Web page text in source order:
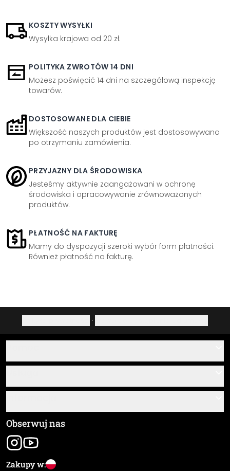
KOSZTY WYSYŁKI
Wysyłka krajowa od 20 zł.
POLITYKA ZWROTÓW 14 DNI
Możesz poświęcić 14 dni na szczegółową inspekcję
towarów.
DOSTOSOWANE DLA CIEBIE
Większość naszych produktów jest dostosowywana
po otrzymaniu zamówienia.
PRZYJAZNY DLA ŚRODOWISKA
Jesteśmy aktywnie zaangażowani w ochronę
środowiska i opracowywanie zrównoważonych
produktów.
PŁATNOŚĆ NA FAKTURĘ
Mamy do dyspozycji szeroki wybór form płatności.
Również płatność na fakturę.
·
O nas
Przegląd materiałów
Śledzenie przesyłki
Ogólne Warunki Handlowe (OWH)
Dane firmy
Obserwuj nas
Zakupy w: